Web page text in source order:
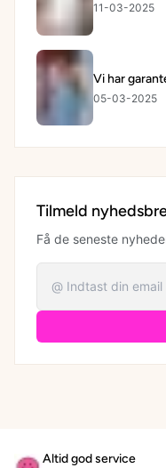
11-03-2025
Vi har
05-03-2025
Tilmeld
Få de seneste
Altid god service